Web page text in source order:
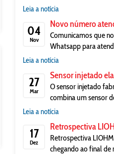
Leia a notícia
04
Nov
Novo número
Comunicamos que
Whatsapp para
Leia a notícia
27
Mar
Sensor injetado
O sensor injetado
combina um sensor
Leia a notícia
17
Dez
Retrospectiva
Retrospectiva
chegando ao final de